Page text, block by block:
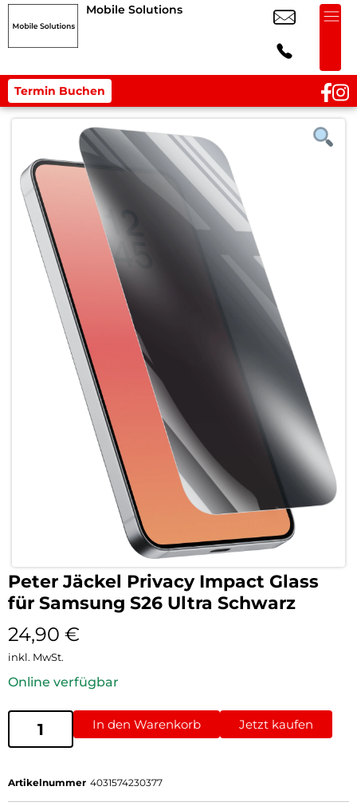
Mobile Solutions
Termin Buchen
Peter Jäckel Privacy Impact Glass
für Samsung S26 Ultra Schwarz
24,90 €
inkl. MwSt.
Online verfügbar
In den Warenkorb Jetzt kaufen
Artikelnummer 4031574230377